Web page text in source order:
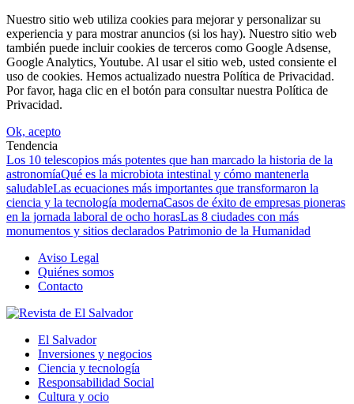
Nuestro sitio web utiliza cookies para mejorar y personalizar su
experiencia y para mostrar anuncios (si los hay). Nuestro sitio web
también puede incluir cookies de terceros como Google Adsense,
Google Analytics, Youtube. Al usar el sitio web, usted consiente el
uso de cookies. Hemos actualizado nuestra Política de Privacidad.
Por favor, haga clic en el botón para consultar nuestra Política de
Privacidad.
Ok, acepto
Tendencia
Los 10 telescopios más potentes que han marcado la historia de la
astronomíaQué es la microbiota intestinal y cómo mantenerla
saludableLas ecuaciones más importantes que transformaron la
ciencia y la tecnología modernaCasos de éxito de empresas pioneras
en la jornada laboral de ocho horasLas 8 ciudades con más
monumentos y sitios declarados Patrimonio de la Humanidad
Aviso Legal
Quiénes somos
Contacto
El Salvador
Inversiones y negocios
Ciencia y tecnología
Responsabilidad Social
Cultura y ocio